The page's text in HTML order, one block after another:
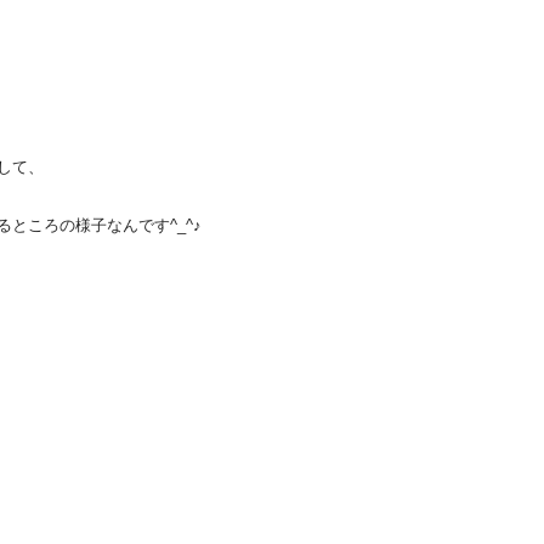
て、
ところの様子なんです^_^♪